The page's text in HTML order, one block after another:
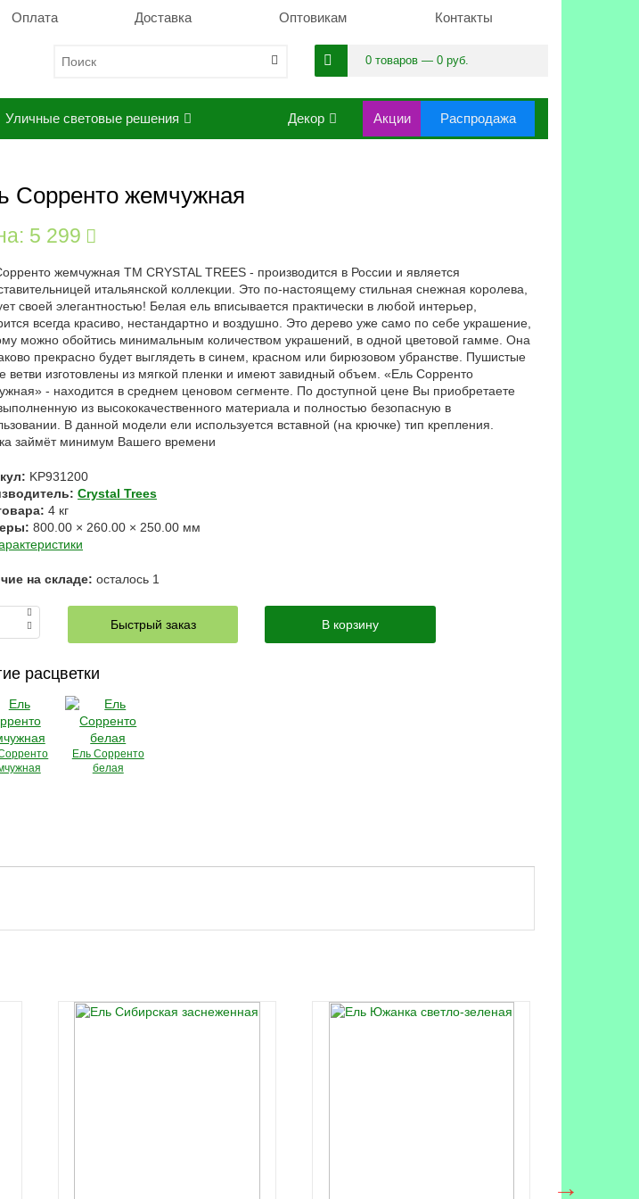
Оплата Доставка Оптовикам Контакты
0 товаров — 0 руб.
Уличные световые решения Декор Акции Распродажа
Сорренто жемчужная
5 299
жемчужная ТМ CRYSTAL TREES - производится в России и является
итальянской коллекции. Это по-настоящему стильная снежная королева,
своей элегантностью! Белая ель вписывается практически в любой интерьер,
всегда красиво, нестандартно и воздушно. Это дерево уже само по себе украшение,
можно обойтись минимальным количеством украшений, в одной цветовой гамме. Она
прекрасно будет выглядеть в синем, красном или бирюзовом убранстве. Пушистые
ветви изготовлены из мягкой пленки и имеют завидный объем. «Ель Сорренто
- находится в среднем ценовом сегменте. По доступной цене Вы приобретаете
из высококачественного материала и полностью безопасную в
В данной модели ели используется вставной (на крючке) тип крепления.
займёт минимум Вашего времени
KP931200
Crystal Trees
4 кг
800.00 × 260.00 × 250.00 мм
на складе: осталось 1
Быстрый заказ В корзину
расцветки
Ель Сорренто
белая